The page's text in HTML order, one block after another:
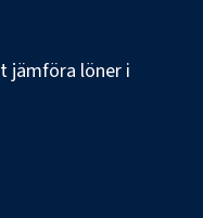
jämföra löner i